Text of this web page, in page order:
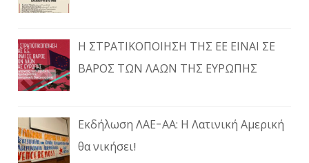
Η ΣΤΡΑΤΙΚΟΠΟΙΗΣΗ ΤΗΣ ΕΕ ΕΙΝΑΙ ΣΕ
ΒΑΡΟΣ ΤΩΝ ΛΑΩΝ ΤΗΣ ΕΥΡΩΠΗΣ
Εκδήλωση ΛΑΕ-ΑΑ: Η Λατινική Αμερική
θα νικήσει!